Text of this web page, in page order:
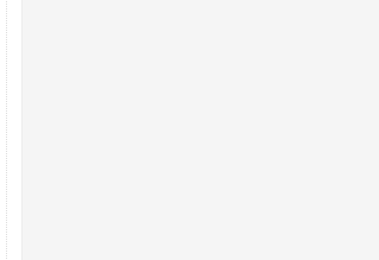
Одесу накрила потужна злива